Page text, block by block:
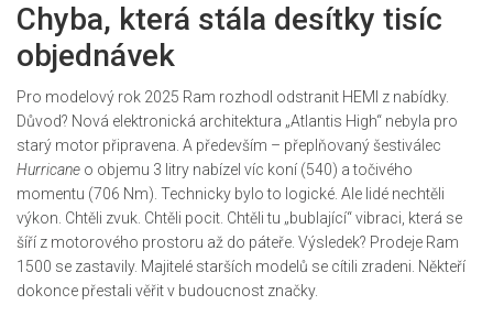
Chyba, která stála desítky tisíc
objednávek
Pro modelový rok 2025 Ram rozhodl odstranit HEMI z nabídky.
Důvod? Nová elektronická architektura „Atlantis High“ nebyla pro
starý motor připravena. A především – přeplňovaný šestiválec
Hurricane o objemu 3 litry nabízel víc koní (540) a točivého
momentu (706 Nm). Technicky bylo to logické. Ale lidé nechtěli
výkon. Chtěli zvuk. Chtěli pocit. Chtěli tu „bublající“ vibraci, která se
šíří z motorového prostoru až do páteře. Výsledek? Prodeje Ram
1500 se zastavily. Majitelé starších modelů se cítili zradeni. Někteří
dokonce přestali věřit v budoucnost značky.